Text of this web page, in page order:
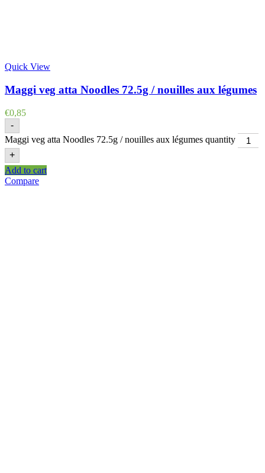
Quick View
Maggi veg atta Noodles 72.5g / nouilles aux légumes
€0,85
-
Maggi veg atta Noodles 72.5g / nouilles aux légumes quantity
+
Add to cart
Compare